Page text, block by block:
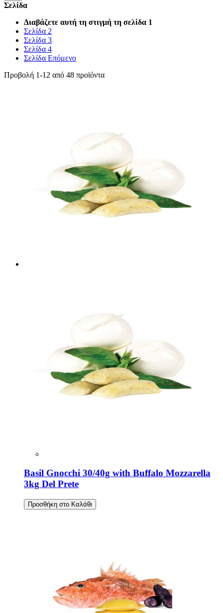
Σελίδα
Διαβάζετε αυτή τη στιγμή τη σελίδα 1
Σελίδα 2
Σελίδα 3
Σελίδα 4
Σελίδα Επόμενο
Προβολή 1-12 από 48 προϊόντα
Basil Gnocchi 30/40g with Buffalo Mozzarella
3kg Del Prete
Προσθήκη στο Καλάθι